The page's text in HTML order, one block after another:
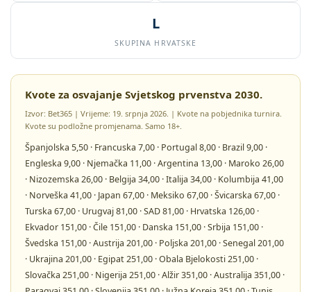
L
SKUPINA HRVATSKE
Kvote za osvajanje Svjetskog prvenstva 2030.
Izvor: Bet365 | Vrijeme: 19. srpnja 2026. | Kvote na pobjednika turnira.
Kvote su podložne promjenama. Samo 18+.
Španjolska 5,50 · Francuska 7,00 · Portugal8,00 · Brazil9,00 ·
Engleska 9,00 · Njemačka 11,00 · Argentina 13,00 · Maroko 26,00
· Nizozemska 26,00 · Belgija 34,00 · Italija 34,00 · Kolumbija 41,00
· Norveška 41,00 · Japan 67,00 · Meksiko 67,00 · Švicarska 67,00 ·
Turska 67,00 · Urugvaj81,00 · SAD81,00 · Hrvatska 126,00 ·
Ekvador 151,00 · Čile 151,00 · Danska 151,00 · Srbija 151,00 ·
Švedska 151,00 · Austrija 201,00 · Poljska 201,00 · Senegal201,00
· Ukrajina 201,00 · Egipat251,00 · Obala Bjelokosti251,00 ·
Slovačka 251,00 · Nigerija 251,00 · Alžir351,00 · Australija 351,00 ·